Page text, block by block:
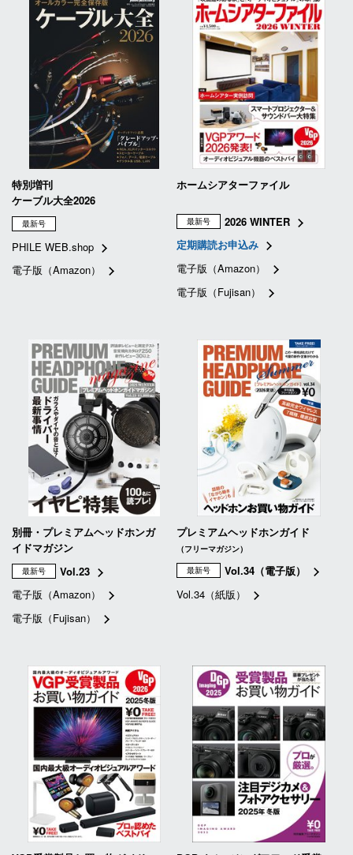
特別増刊
ケーブル大全2026
最新号
PHILE WEB.shop
電子版（Amazon）
ホームシアターファイル
最新号
2026 WINTER
定期購読お申込み
電子版（Amazon）
電子版（Fujisan）
別冊・プレミアムヘッドホンガ
イドマガジン
最新号
Vol.23
電子版（Amazon）
電子版（Fujisan）
プレミアムヘッドホンガイド
（フリーマガジン）
最新号
Vol.34（電子版）
Vol.34（紙版）